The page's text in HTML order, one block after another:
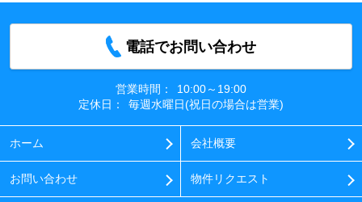
電話でお問い合わせ
営業時間：
10:00～19:00
定休日：
毎週水曜日(祝日の場合は営業)
ホーム 会社概要
お問い合わせ 物件リクエスト